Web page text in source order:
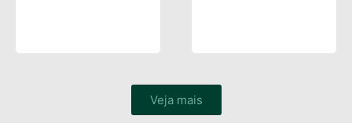
Veja mais